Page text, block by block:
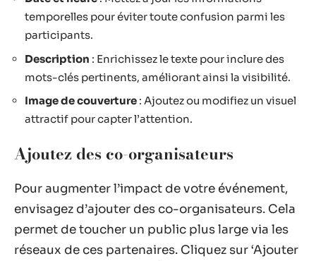
temporelles pour éviter toute confusion parmi les
participants.
Description : Enrichissez le texte pour inclure des
mots-clés pertinents, améliorant ainsi la visibilité.
Image de couverture : Ajoutez ou modifiez un visuel
attractif pour capter l’attention.
Ajoutez des co-organisateurs
Pour augmenter l’impact de votre événement,
envisagez d’ajouter des co-organisateurs. Cela
permet de toucher un public plus large via les
réseaux de ces partenaires. Cliquez sur ‘Ajouter